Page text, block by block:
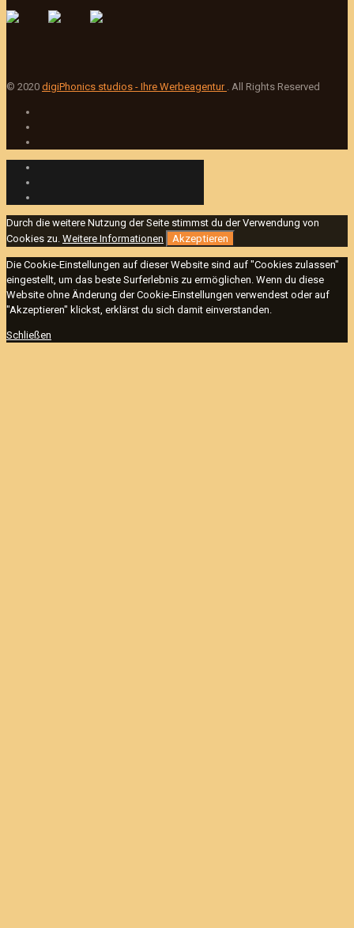
© 2020 digiPhonics studios - Ihre Werbeagentur . All Rights Reserved
Durch die weitere Nutzung der Seite stimmst du der Verwendung von
Cookies zu. Weitere Informationen Akzeptieren
Die Cookie-Einstellungen auf dieser Website sind auf "Cookies zulassen"
eingestellt, um das beste Surferlebnis zu ermöglichen. Wenn du diese
Website ohne Änderung der Cookie-Einstellungen verwendest oder auf
"Akzeptieren" klickst, erklärst du sich damit einverstanden.
Schließen